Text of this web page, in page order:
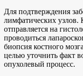
Для подтверждения
лимфатических узлов.
отправляется на
проводиться
биопсия костного
целью уточнить факт
опухолевый процесс.